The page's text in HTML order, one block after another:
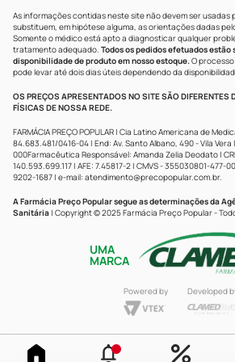
As informações contidas neste site não devem ser
substituem, em hipótese alguma, as orientações dadas
Somente o médico está apto a diagnosticar qualquer
tratamento adequado. Todos os pedidos efetuados
disponibilidade de produto em nosso estoque.O
pode levar até dois dias úteis dependendo da
OS PREÇOS APRESENTADOS NO SITE SÃO DIFERENTES
FÍSICAS DE NOSSA REDE.
FARMÁCIA PREÇO POPULAR | Cia Latino Americana de
84.683.481/0416-04 | End: Av. Santo Albano, 490 - Vila Vera
000Farmacêutica Responsável: Amanda Zelia Deodato |
140.593.699.117 | AFE: 7.45817-2 | CMVS - 355030801-477-
9202-1687 | e-mail: atendimento@precopopular.com.br.
A Farmácia Preço Popular segue as determinações da
Sanitária | Copyright © 2025 Farmácia Preço Popular -
UMA
MARCA
Powered by Developed